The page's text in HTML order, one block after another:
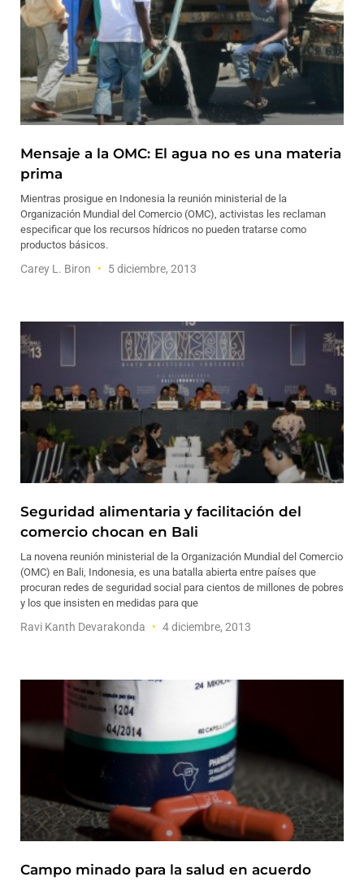
Mensaje a la OMC: El agua no es una materia
prima
Mientras prosigue en Indonesia la reunión ministerial de la
Organización Mundial del Comercio (OMC), activistas les reclaman
especificar que los recursos hídricos no pueden tratarse como
productos básicos.
Carey L. Biron 5 diciembre, 2013
Seguridad alimentaria y facilitación del
comercio chocan en Bali
La novena reunión ministerial de la Organización Mundial del Comercio
(OMC) en Bali, Indonesia, es una batalla abierta entre países que
procuran redes de seguridad social para cientos de millones de pobres
y los que insisten en medidas para que
Ravi Kanth Devarakonda 4 diciembre, 2013
Campo minado para la salud en acuerdo